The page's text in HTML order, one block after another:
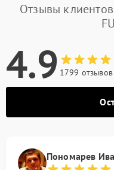
Отзывы
4.9 1799 отзывов
Пономарев